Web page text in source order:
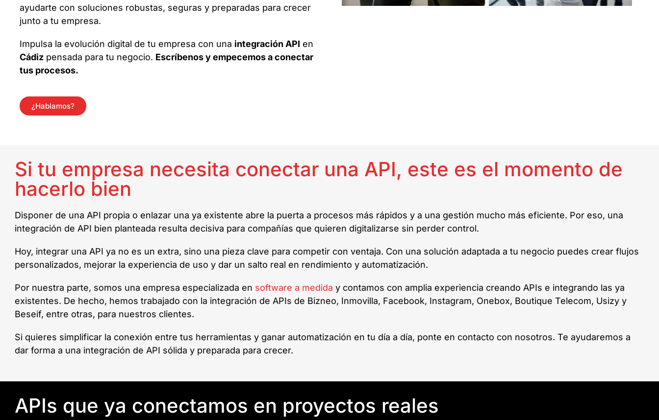
ayudarte con soluciones robustas, seguras y preparadas para crecer
junto a tu empresa.
Impulsa la evolución digital de tu empresa con una integración API en
Cádiz pensada para tu negocio. Escríbenos y empecemos a conectar
tus procesos.
¿Hablamos?
Si tu empresa necesita conectar una API, este es el momento de
hacerlo bien
Disponer de una API propia o enlazar una ya existente abre la puerta a procesos más rápidos y a una gestión mucho más eficiente. Por eso, una
integración de API bien planteada resulta decisiva para compañías que quieren digitalizarse sin perder control.
Hoy, integrar una API ya no es un extra, sino una pieza clave para competir con ventaja. Con una solución adaptada a tu negocio puedes crear flujos
personalizados, mejorar la experiencia de uso y dar un salto real en rendimiento y automatización.
Por nuestra parte, somos una empresa especializada en software a medida y contamos con amplia experiencia creando APIs e integrando las ya
existentes. De hecho, hemos trabajado con la integración de APIs de Bizneo, Inmovilla, Facebook, Instagram, Onebox, Boutique Telecom, Usizy y
Beseif, entre otras, para nuestros clientes.
Si quieres simplificar la conexión entre tus herramientas y ganar automatización en tu día a día, ponte en contacto con nosotros. Te ayudaremos a
dar forma a una integración de API sólida y preparada para crecer.
APIs que ya conectamos en proyectos reales